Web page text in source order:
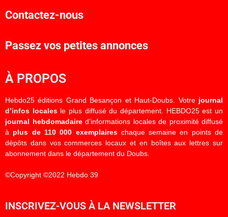
Contactez-nous
Passez vos petites annonces
À PROPOS
Hebdo25 éditions Grand Besançon et Haut-Doubs. Votre journal
d’infos localesle plus diffusé du département. HEBDO25 est un
journal hebdomadaired’informations locales de proximité diffusé
à plus de 110 000 exemplaireschaque semaine en points de
dépôts dans vos commerces locaux et en boîtes aux lettres sur
abonnement dans le département du Doubs.
©Copyright ©2022 Hebdo 39
INSCRIVEZ-VOUS À LA NEWSLETTER